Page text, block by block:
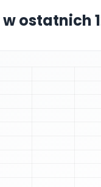
ostatnich